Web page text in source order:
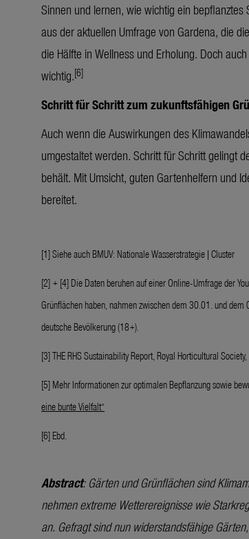
Sinnen und lernen, wie wichtig ein
aus der aktuellen Umfrage von Gardena, die
die Hälfte in Wellness und Erholung. Doch
wichtig.[6]
Schritt für Schritt zum zukunftsfähigen
Auch wenn die Auswirkungen des
umgestaltet werden. Schritt für Schritt gelingt
behält. Mit Umsicht, guten Gartenhelfern und
bereitet.
[1] Siehe auchBMUV: Nationale Wasserstrategie | Cluster
[2] + [4] Die Daten beruhen auf einer Online-Umfrage der
Grünflächen haben, nahmen zwischen dem 30.01. und
deutsche Bevölkerung (18+).
[3] THE RHS Sustainability Report, Royal Horticultural
[5] Mehr Informationen zur optimalen Bepflanzung sowie
eine bunte Vielfalt“
[6] Ebd.
Abstract: Gärten und Grünflächen sind
nehmen extreme Wetterereignisse wie
an. Gefragt sind nun widerstandsfähige